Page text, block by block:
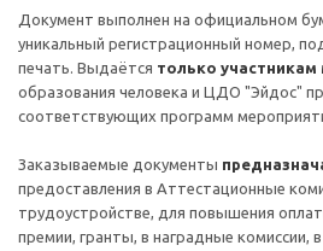
Документ выполнен на официальном
уникальный регистрационный номер,
печать. Выдаётся только участникам
образования человека и ЦДО "Эйдос"
соответствующих программ
Заказываемые документы
предоставления в Аттестационные
трудоустройстве, для повышения
премии, гранты, в наградные комиссии,